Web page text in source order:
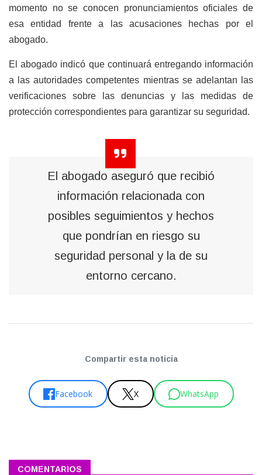
momento no se conocen pronunciamientos oficiales de
esa entidad frente a las acusaciones hechas por el
abogado.
El abogado indicó que continuará entregando información
a las autoridades competentes mientras se adelantan las
verificaciones sobre las denuncias y las medidas de
protección correspondientes para garantizar su seguridad.
El abogado aseguró que recibió
información relacionada con
posibles seguimientos y hechos
que pondrían en riesgo su
seguridad personal y la de su
entorno cercano.
Compartir esta noticia
Facebook X WhatsApp
COMENTARIOS